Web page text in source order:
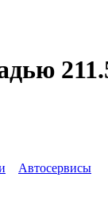
Автосервисы